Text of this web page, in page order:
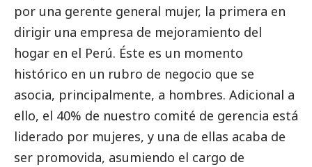
por una gerente general mujer, la primera en
dirigir una empresa de mejoramiento del
hogar en el Perú. Éste es un momento
histórico en un rubro de negocio que se
asocia, principalmente, a hombres. Adicional a
ello, el 40% de nuestro comité de gerencia está
liderado por mujeres, y una de ellas acaba de
ser promovida, asumiendo el cargo de